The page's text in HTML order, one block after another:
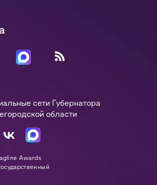
сети Губернатора
области
Awards